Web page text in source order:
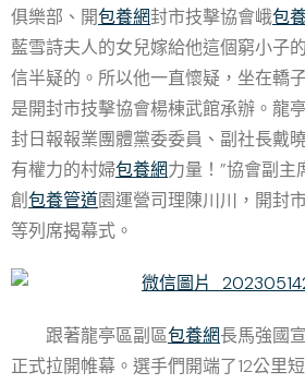
俱樂部、開包養網封市技擊協會峨包
藍雪詩夫人的女兒嫁給他這個窮小子
信半疑的。所以他一直懷疑，坐在轎
是開封市技擊協會楊棟武館承辦。龍
封日報報業團體黨委委員、副社長戴
有權力的村婦包養網力量！”協會副
創包養管道園運營司理陳川川，開封
等列席揭幕式。
跟著龍亭區副區包養網長馬強國
正式拉開帷幕。選手們開端了12公里